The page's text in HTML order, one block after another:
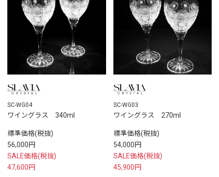
SC-WG04
ワイングラス 340ml
標準価格(税抜)
56,000円
SALE価格(税抜)
47,600円
SC-WG03
ワイングラス 270ml
標準価格(税抜)
54,000円
SALE価格(税抜)
45,900円